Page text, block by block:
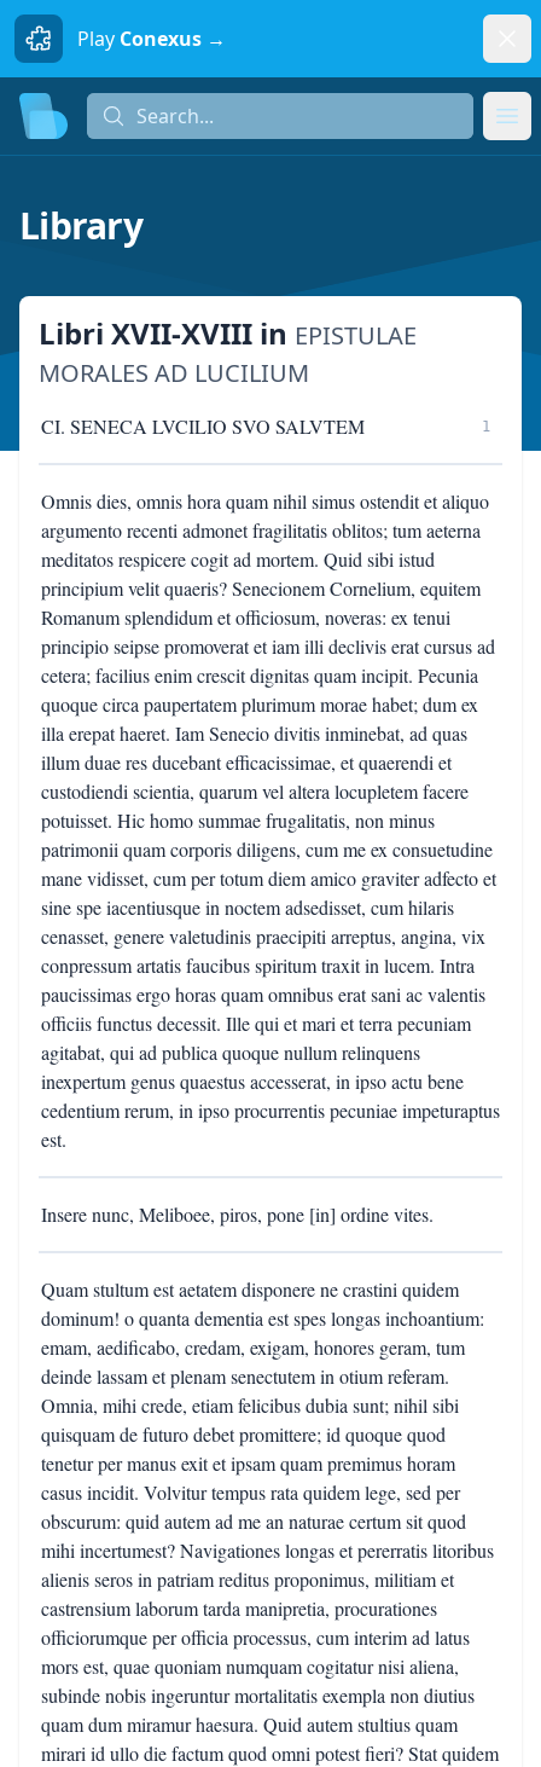
Play Conexus →
Search...
Library
Libri XVII-XVIII in EPISTULAE
MORALES AD LUCILIUM
CI. SENECA LVCILIO SVO SALVTEM 1
Omnis dies, omnis hora quam nihil simus ostendit et aliquo
argumento recenti admonet fragilitatis oblitos; tum aeterna
meditatos respicere cogit ad mortem. Quid sibi istud
principium velit quaeris? Senecionem Cornelium, equitem
Romanum splendidum et officiosum, noveras: ex tenui
principio seipse promoverat et iam illi declivis erat cursus ad
cetera; facilius enim crescit dignitas quam incipit. Pecunia
quoque circa paupertatem plurimum morae habet; dum ex
illa erepat haeret. Iam Senecio divitis inminebat, ad quas
illum duae res ducebant efficacissimae, et quaerendi et
custodiendi scientia, quarum vel altera locupletem facere
potuisset. Hic homo summae frugalitatis, non minus
patrimonii quam corporis diligens, cum me ex consuetudine
mane vidisset, cum per totum diem amico graviter adfecto et
sine spe iacentiusque in noctem adsedisset, cum hilaris
cenasset, genere valetudinis praecipiti arreptus, angina, vix
conpressum artatis faucibus spiritum traxit in lucem. Intra
paucissimas ergo horas quam omnibus erat sani ac valentis
officiis functus decessit. Ille qui et mari et terra pecuniam
agitabat, qui ad publica quoque nullum relinquens
inexpertum genus quaestus accesserat, in ipso actu bene
cedentium rerum, in ipso procurrentis pecuniae impeturaptus
est.
Insere nunc, Meliboee, piros, pone [in] ordine vites.
Quam stultum est aetatem disponere ne crastini quidem
dominum! o quanta dementia est spes longas inchoantium:
emam, aedificabo, credam, exigam, honores geram, tum
deinde lassam et plenam senectutem in otium referam.
Omnia, mihi crede, etiam felicibus dubia sunt; nihil sibi
quisquam de futuro debet promittere; id quoque quod
tenetur per manus exit et ipsam quam premimus horam
casus incidit. Volvitur tempus rata quidem lege, sed per
obscurum: quid autem ad me an naturae certum sit quod
mihi incertumest? Navigationes longas et pererratis litoribus
alienis seros in patriam reditus proponimus, militiam et
castrensium laborum tarda manipretia, procurationes
officiorumque per officia processus, cum interim ad latus
mors est, quae quoniam numquam cogitatur nisi aliena,
subinde nobis ingeruntur mortalitatis exempla non diutius
quam dum miramur haesura. Quid autem stultius quam
mirari id ullo die factum quod omni potest fieri? Stat quidem